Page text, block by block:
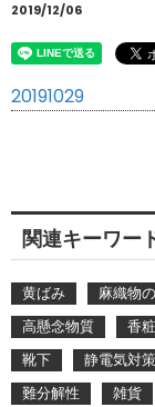
2019/12/06
20191029
関連キーワー
黄ばみ 麻織物
高懸念物質
香
靴下
静電気対策
難分解性
雑貨